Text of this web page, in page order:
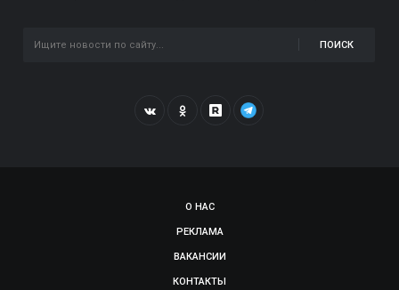
ПОИСК
О НАС
РЕКЛАМА
ВАКАНСИИ
КОНТАКТЫ